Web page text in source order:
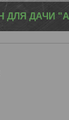
ДЛЯ ДАЧИ